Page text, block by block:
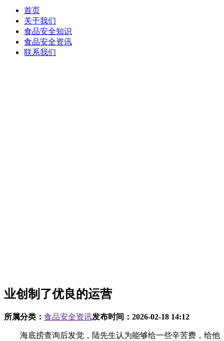
首页
关于我们
食品安全知识
食品安全资讯
联系我们
业创制了优良的运营
所属分类： 食品安全资讯发布时间： 2026-02-18 14:12
海底捞查询后发觉，陆先生认为能够给一些辛苦费，给他